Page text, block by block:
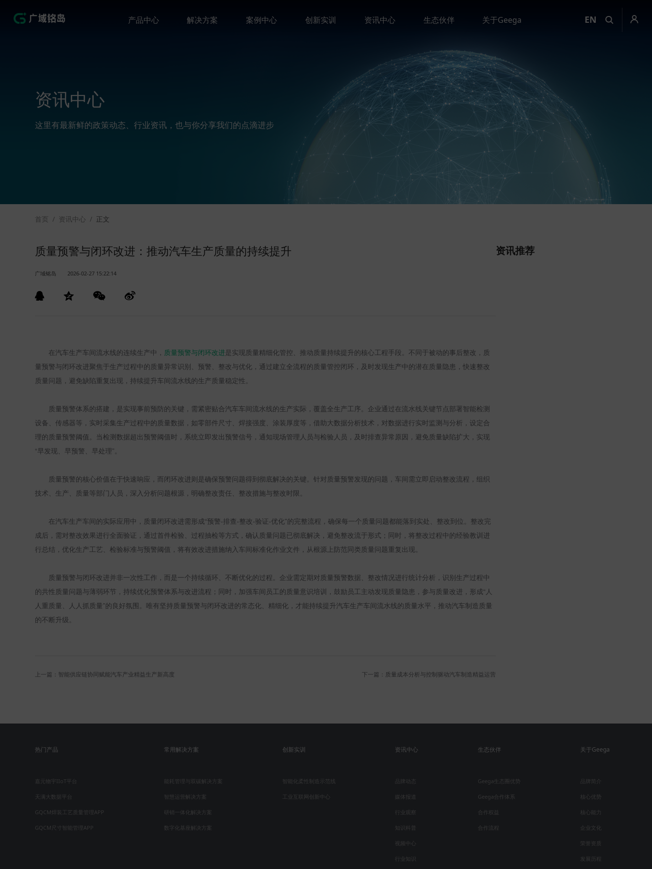
产品中心 解决方案 案例中心 创新实训 资讯中心 生态伙伴 关于Geega EN
资讯中心
这里有最新鲜的政策动态、行业资讯，也与你分享我们的点滴进步
首页 / 资讯中心 / 正文
质量预警与闭环改进：推动汽车生产质量的持续提升
广域铭岛 2026-02-27 15:22:14
在汽车生产车间流水线的连续生产中， 质量预警与闭环改进是实现质量精细化管控、推动质量持续提升的核心工程手段。不同于被动的事后整改，质
量预警与闭环改进聚焦于生产过程中的质量异常识别、预警、整改与优化，通过建立全流程的质量管控闭环，及时发现生产中的潜在质量隐患，快速整改
质量问题，避免缺陷重复出现，持续提升车间流水线的生产质量稳定性。
质量预警体系的搭建，是实现事前预防的关键，需紧密贴合汽车车间流水线的生产实际，覆盖全生产工序。企业通过在流水线关键节点部署智能检测
设备、传感器等，实时采集生产过程中的质量数据，如零部件尺寸、焊接强度、涂装厚度等，借助大数据分析技术，对数据进行实时监测与分析，设定合
理的质量预警阈值。当检测数据超出预警阈值时，系统立即发出预警信号，通知现场管理人员与检验人员，及时排查异常原因，避免质量缺陷扩大，实现
“早发现、早预警、早处理”。
质量预警的核心价值在于快速响应，而闭环改进则是确保预警问题得到彻底解决的关键。针对质量预警发现的问题，车间需立即启动整改流程，组织
技术、生产、质量等部门人员，深入分析问题根源，明确整改责任、整改措施与整改时限。
在汽车生产车间的实际应用中，质量闭环改进需形成“预警-排查-整改-验证-优化”的完整流程，确保每一个质量问题都能落到实处、整改到位。整改完
成后，需对整改效果进行全面验证，通过首件检验、过程抽检等方式，确认质量问题已彻底解决，避免整改流于形式；同时，将整改过程中的经验教训进
行总结，优化生产工艺、检验标准与预警阈值，将有效改进措施纳入车间标准化作业文件，从根源上防范同类质量问题重复出现。
质量预警与闭环改进并非一次性工作，而是一个持续循环、不断优化的过程。企业需定期对质量预警数据、整改情况进行统计分析，识别生产过程中
的共性质量问题与薄弱环节，持续优化预警体系与改进流程；同时，加强车间员工的质量意识培训，鼓励员工主动发现质量隐患，参与质量改进，形成“人
人重质量、人人抓质量”的良好氛围。唯有坚持质量预警与闭环改进的常态化、精细化，才能持续提升汽车生产车间流水线的质量水平，推动汽车制造质量
的不断升级。
上一篇：智能供应链协同赋能汽车产业精益生产新高度 下一篇：质量成本分析与控制驱动汽车制造精益运营
资讯推荐
热门产品
嘉元物宇IIoT平台
天满大数据平台
GQCM焊装工艺质量管理APP
GQCM尺寸智能管理APP
常用解决方案
能耗管理与双碳解决方案
智慧运营解决方案
研销一体化解决方案
数字化基座解决方案
创新实训
智能化柔性制造示范线
工业互联网创新中心
资讯中心
品牌动态
媒体报道
行业观察
知识科普
视频中心
行业知识
生态伙伴
Geega生态圈优势
Geega合作体系
合作权益
合作流程
关于Geega
品牌简介
核心优势
核心能力
企业文化
荣誉资质
发展历程